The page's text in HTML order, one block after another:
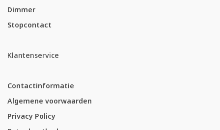
Dimmer
Stopcontact
Klantenservice
Contactinformatie
Algemene voorwaarden
Privacy Policy